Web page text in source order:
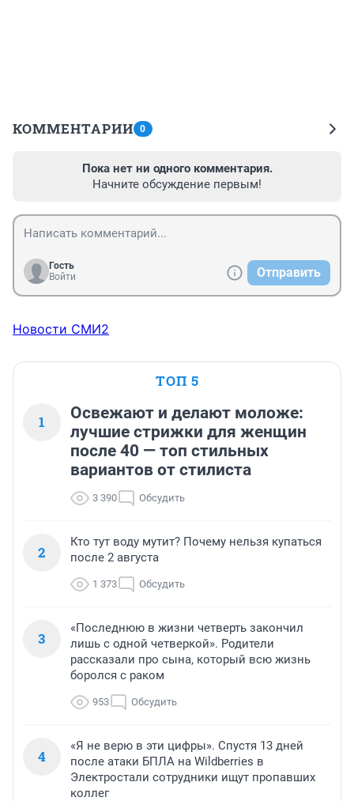
КОММЕНТАРИИ 0
Пока нет ни одного комментария.
Начните обсуждение первым!
Гость
Войти
Отправить
Новости СМИ2
ТОП 5
1
Освежают и делают моложе:
лучшие стрижки для женщин
после 40 — топ стильных
вариантов от стилиста
3 390 Обсудить
2
Кто тут воду мутит? Почему нельзя купаться
после 2 августа
1 373 Обсудить
3
«Последнюю в жизни четверть закончил
лишь с одной четверкой». Родители
рассказали про сына, который всю жизнь
боролся с раком
953 Обсудить
4
«Я не верю в эти цифры». Спустя 13 дней
после атаки БПЛА на Wildberries в
Электростали сотрудники ищут пропавших
коллег